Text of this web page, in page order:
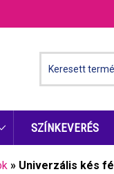
SZÍNKEVERÉS
» Univerzális kés